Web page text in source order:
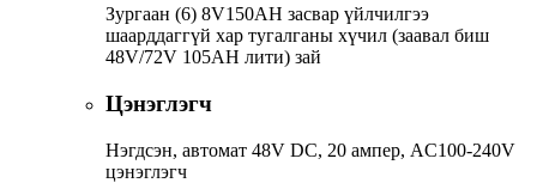
Зургаан (6) 8V150AH засвар үйлчилгээ
шаарддаггүй хар тугалганы хүчил (заавал биш
48V/72V 105AH лити) зай
Цэнэглэгч
Нэгдсэн, автомат 48V DC, 20 ампер, AC100-240V
цэнэглэгч